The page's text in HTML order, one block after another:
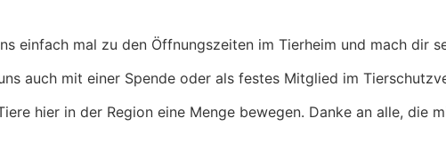
einfach mal zu den Öffnungszeiten im Tierheim und mach dir
auch mit einer Spende oder als festes Mitglied im
hier in der Region eine Menge bewegen. Danke an alle, die